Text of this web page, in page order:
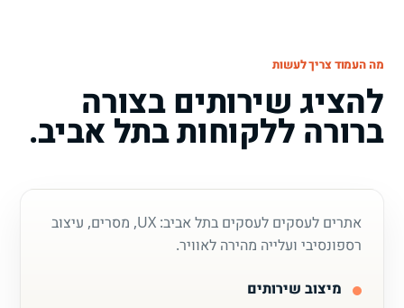
מה העמוד צריך לעשות
להציג שירותים בצורה
ברורה ללקוחות בתל אביב.
אתרים לעסקים לעסקים בתל אביב: UX, מסרים, עיצוב
רספונסיבי ועלייה מהירה לאוויר.
מיצוב שירותים